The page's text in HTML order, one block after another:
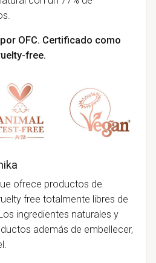
OFC. Certificado como
free.
ofrece productos de
free totalmente libres de
ingredientes naturales y
además de embellecer,